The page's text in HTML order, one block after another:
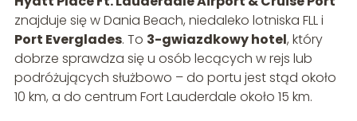
znajduje się w Dania Beach, niedaleko lotniska FLL i
Port Everglades. To 3-gwiazdkowy hotel, który
dobrze sprawdza się u osób lecących w rejs lub
podróżujących służbowo – do portu jest stąd około
10 km, a do centrum Fort Lauderdale około 15 km.